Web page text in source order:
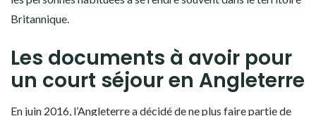
Britannique.
Les documents à avoir pour
un court séjour en Angleterre
En juin 2016, l’Angleterre a décidé de ne plus faire partie de